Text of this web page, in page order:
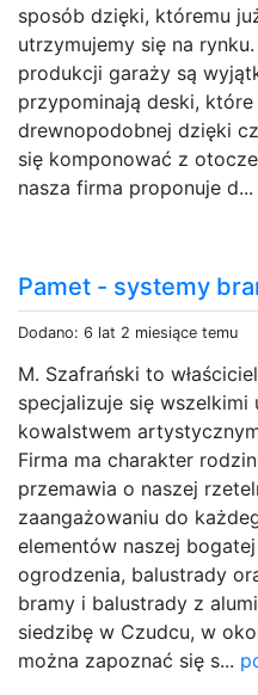
sposób dzięki, któremu
utrzymujemy się na
produkcji garaży są
przypominają deski,
drewnopodobnej dzięki
się komponować z
nasza firma proponuje d...
Pamet - systemy
Dodano: 6 lat 2 miesiące temu
M. Szafrański to
specjalizuje się wszelkimi
kowalstwem
Firma ma charakter
przemawia o naszej
zaangażowaniu do
elementów naszej
ogrodzenia, balustrady
bramy i balustrady z
siedzibę w Czudcu, w
można zapoznać się s...